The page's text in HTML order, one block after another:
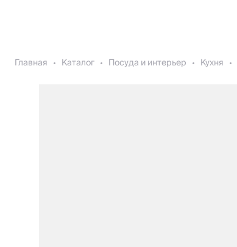
Главная Каталог Посуда и интерьер Кухня